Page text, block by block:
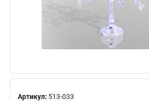
Артикул: 513-033